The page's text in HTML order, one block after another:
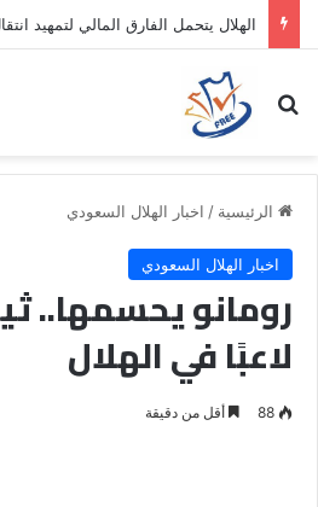
بحث عن
الرئيسية / اخبار الهلال السعودي
اخبار الهلال السعودي
رومانو يحسمها..
لاعبًا في الهلال
88 أقل من دقيقة